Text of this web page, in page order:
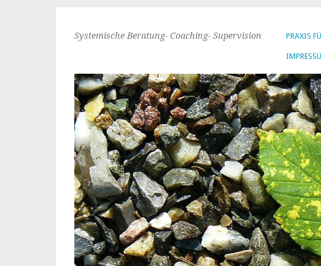
PRAXIS
Systemische Beratung- Coaching- Supervision